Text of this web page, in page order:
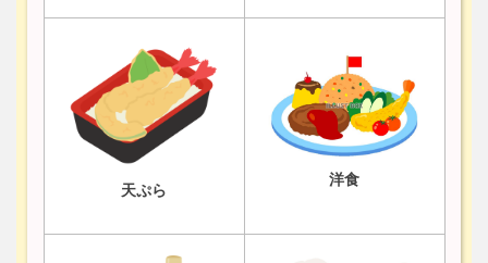
天ぷら
洋食